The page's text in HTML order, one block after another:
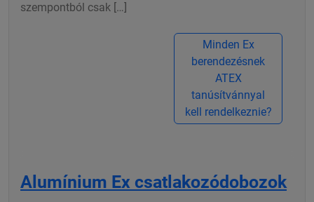
szempontból csak […]
Minden Ex
berendezésnek
ATEX
tanúsítvánnyal
kell rendelkeznie?
Alumínium Ex csatlakozódobozok